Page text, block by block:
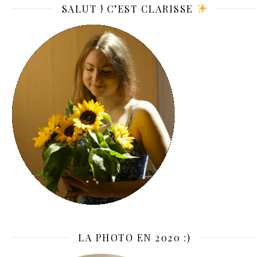
SALUT ! C’EST CLARISSE
LA PHOTO EN 2020 :)